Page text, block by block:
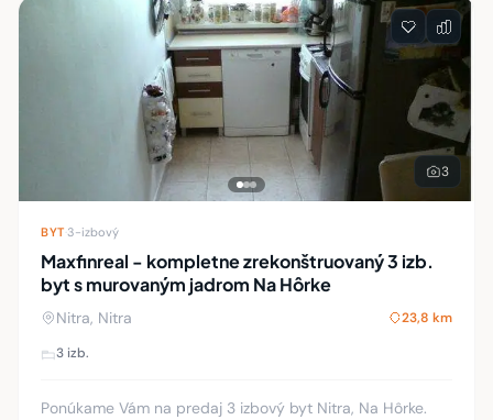
3
BYT·3-izbový
Maxfinreal - kompletne zrekonštruovaný 3 izb.
byt s murovaným jadrom Na Hôrke
Nitra, Nitra 23,8 km
3 izb.
Ponúkame Vám na predaj 3 izbový byt Nitra, Na Hôrke.